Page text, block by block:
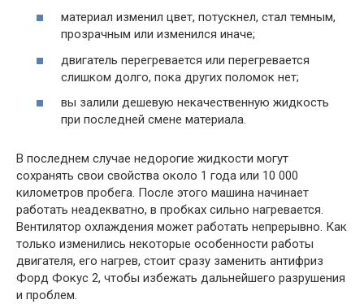
материал изменил цвет, потускнел, стал темным,
прозрачным или изменился иначе;
двигатель перегревается или перегревается
слишком долго, пока других поломок нет;
вы залили дешевую некачественную жидкость
при последней смене материала.
В последнем случае недорогие жидкости могут
сохранять свои свойства около 1 года или 10 000
километров пробега. После этого машина начинает
работать неадекватно, в пробках сильно нагревается.
Вентилятор охлаждения может работать непрерывно. Как
только изменились некоторые особенности работы
двигателя, его нагрев, стоит сразу заменить антифриз
Форд Фокус 2, чтобы избежать дальнейшего разрушения
и проблем.